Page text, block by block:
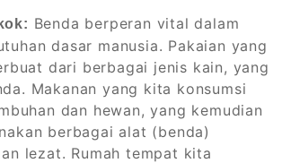
Benda berperan vital dalam
dasar manusia. Pakaian yang
dari berbagai jenis kain, yang
Makanan yang kita konsumsi
dan hewan, yang kemudian
berbagai alat (benda)
lezat. Rumah tempat kita